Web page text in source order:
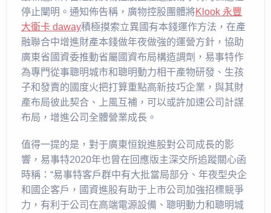
停止闡明。通知佈告稱，廣物控股團體將Klook 永豐
大衛卡 daway積極摸索立異國有本錢運作方法，在產
融聯合中增進財產本錢做年夜做強的運營方針，協助
廣東省國資委推動省屬國資布局構造調劑，易事特作
為專門從事聰明城市和聰明動力相干產物研發、生孩
子和發賣的國度火把打算重點高新技巧企業，與其財
產布局彼此契合、上風互補，可以或許加速公司計謀
布局，增進公司全體營業成長。
值得一提的是，對于廣東恒銳進股對公司成長的影
響，易事特2020年也曾在回應版主深交所追蹤關心函
時稱：“易事特客戶群中有大批當局部分、年夜型央企
和國企客戶，國資進股有助于上市公司加強招標競爭
力，有利于公司在高端電源設備、聰明動力和聰明城